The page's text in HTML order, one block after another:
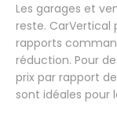
Les garages et
reste. CarVertical
rapports
réduction. Pour
prix par rapport
sont idéales pour